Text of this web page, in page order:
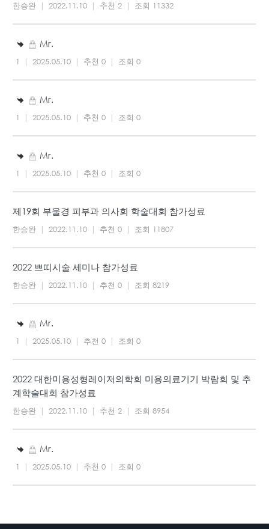
한승완 | 2022.11.10 | 추천 2 | 조회 11332
Mr.
1 | 2025.05.10 | 추천 0 | 조회 0
Mr.
1 | 2025.05.10 | 추천 0 | 조회 0
Mr.
1 | 2025.05.10 | 추천 0 | 조회 0
제19회 부울경 피부과 의사회 학술대회 참가성료
한승완 | 2022.11.10 | 추천 0 | 조회 11807
2022 쁘띠시술 세미나 참가성료
한승완 | 2022.11.10 | 추천 0 | 조회 8219
Mr.
1 | 2025.05.10 | 추천 0 | 조회 0
2022 대한미용성형레이저의학회 미용의료기기 박람회 및 추
계학술대회 참가성료
한승완 | 2022.11.10 | 추천 2 | 조회 8954
Mr.
1 | 2025.05.10 | 추천 0 | 조회 0